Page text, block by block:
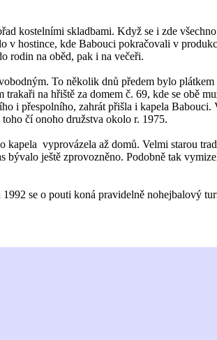
kostelními skladbami. Když se i zde
v hostince, kde Babouci pokračovali v
rodin na oběd, pak i na večeři.
To několik dnů předem bylo plátkem
na hřiště za domem č. 69, kde se obě
i přespolního, zahrát přišla i kapela
čí onoho družstva okolo r. 1975.
kapela vyprovázela až domů. Velmi starou
ještě zprovozněno. Podobně tak
se o pouti koná pravidelně nohejbalový